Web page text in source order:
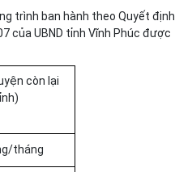
trình ban hành theo Quyết
của UBND tỉnh Vĩnh Phúc được
còn lại
tháng